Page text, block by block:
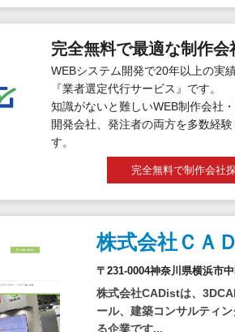
完全無料で最適な制作
WEBシステム開発で20年以上の実
『業者選定代行サービス』です。
知識がないと難しいWEB制作会社
開発会社、発注者の両方を多数経
す。
完全無料で制作会社
株式会社ＣＡ
〒231-0004神奈川県横浜市
株式会社CADistは、
ール、建築コンサルティ
る企業です...